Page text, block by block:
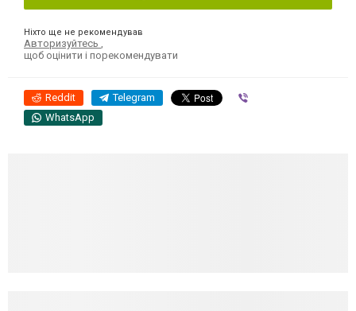
Ніхто ще не рекомендував
Авторизуйтесь
щоб оцінити і порекомендувати
Reddit Telegram
WhatsApp